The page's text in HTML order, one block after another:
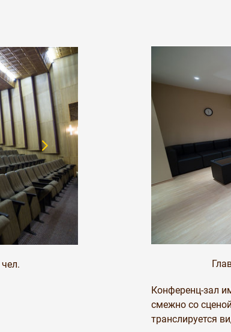
Конференц-зал
смежно со
транслируется